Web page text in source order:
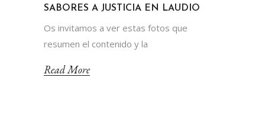
SABORES A JUSTICIA EN LAUDIO
Os invitamos a ver estas fotos que
resumen el contenido y la
Read More